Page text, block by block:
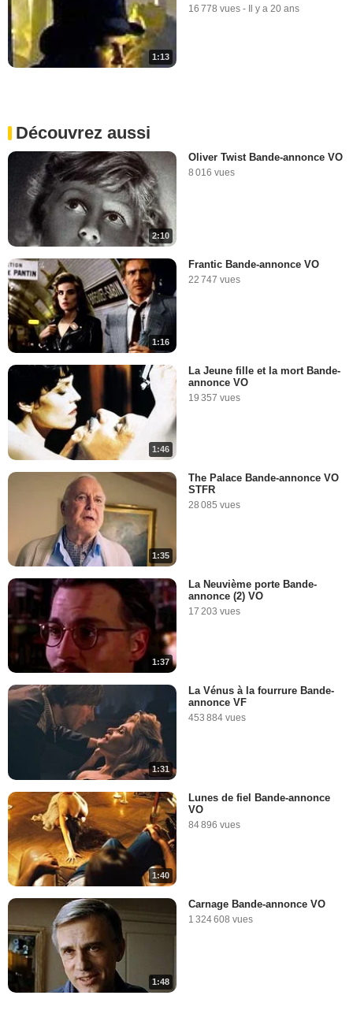
1:13
16 778 vues - Il y a 20 ans
Découvrez aussi
2:10
Oliver Twist Bande-annonce VO
8 016 vues
1:16
Frantic Bande-annonce VO
22 747 vues
1:46
La Jeune fille et la mort Bande-
annonce VO
19 357 vues
1:35
The Palace Bande-annonce VO
STFR
28 085 vues
1:37
La Neuvième porte Bande-
annonce (2) VO
17 203 vues
1:31
La Vénus à la fourrure Bande-
annonce VF
453 884 vues
1:40
Lunes de fiel Bande-annonce
VO
84 896 vues
1:48
Carnage Bande-annonce VO
1 324 608 vues